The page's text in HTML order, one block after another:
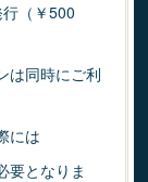
（￥500
は同時にご利
には
要となりま